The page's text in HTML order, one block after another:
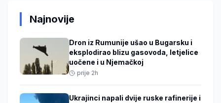
Najnovije
Dron iz Rumunije ušao u Bugarsku i
eksplodirao blizu gasovoda, letjelice
uočene i u Njemačkoj
prije 2h
Ukrajinci napali dvije ruske rafinerije i